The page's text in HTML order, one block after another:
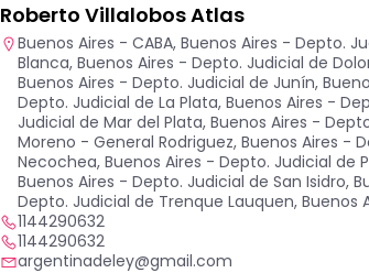
Roberto Villalobos Atlas
Buenos Aires - CABA, Buenos Aires - Depto.
Blanca, Buenos Aires - Depto. Judicial de
Buenos Aires - Depto. Judicial de Junín,
Depto. Judicial de La Plata, Buenos Aires -
Judicial de Mar del Plata, Buenos Aires -
Moreno - General Rodriguez, Buenos Aires -
Necochea, Buenos Aires - Depto. Judicial de
Buenos Aires - Depto. Judicial de San Isidro,
Depto. Judicial de Trenque Lauquen, Buenos
1144290632
1144290632
argentinadeley@gmail.com